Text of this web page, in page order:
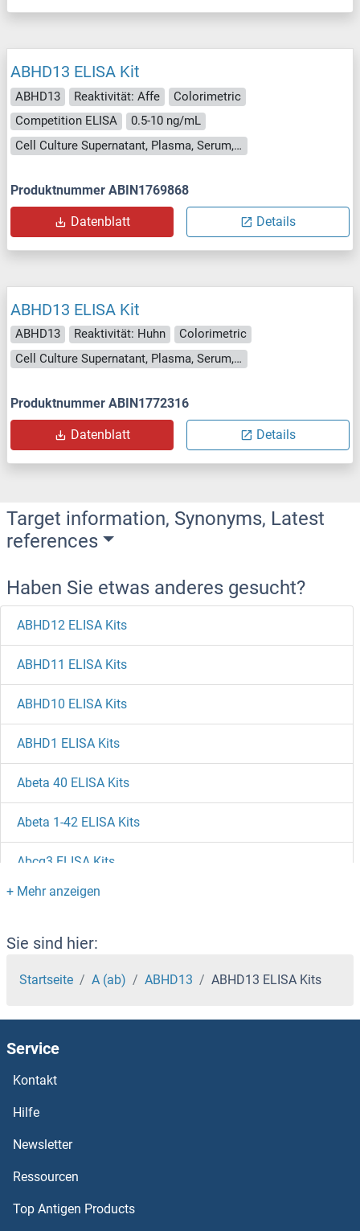
ABHD13 ELISA Kit
ABHD13 Reaktivität: Affe
Colorimetric
Competition ELISA
0.5-10 ng/mL
Cell Culture Supernatant, Plasma, Serum, Tissue Homogenate
Produktnummer ABIN1769868
Datenblatt Details
ABHD13 ELISA Kit
ABHD13 Reaktivität: Huhn
Colorimetric
Cell Culture Supernatant, Plasma, Serum, Tissue Homogenate
Produktnummer ABIN1772316
Datenblatt Details
Target information, Synonyms, Latest
references
Haben Sie etwas anderes gesucht?
ABHD12 ELISA Kits
ABHD11 ELISA Kits
ABHD10 ELISA Kits
ABHD1 ELISA Kits
Abeta 40 ELISA Kits
Abeta 1-42 ELISA Kits
Abcg3 ELISA Kits
ABCG1 ELISA Kits
ABCD1 ELISA Kits
ABCC9 ELISA Kits
ABCC8 ELISA Kits
ABCC6 ELISA Kits
ABCC4 ELISA Kits
ABCC3 ELISA Kits
ABCC2 ELISA Kits
Sie sind hier:
Startseite A (ab) ABHD13 ABHD13 ELISA Kits
Service
Kontakt
Hilfe
Newsletter
Ressourcen
Top Antigen Products